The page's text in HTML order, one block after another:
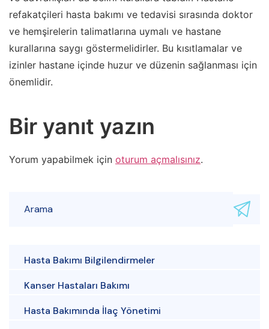
refakatçileri hasta bakımı ve tedavisi sırasında doktor
ve hemşirelerin talimatlarına uymalı ve hastane
kurallarına saygı göstermelidirler. Bu kısıtlamalar ve
izinler hastane içinde huzur ve düzenin sağlanması için
önemlidir.
Bir yanıt yazın
Yorum yapabilmek için oturum açmalısınız.
Hasta Bakımı Bilgilendirmeler
Kanser Hastaları Bakımı
Hasta Bakımında İlaç Yönetimi